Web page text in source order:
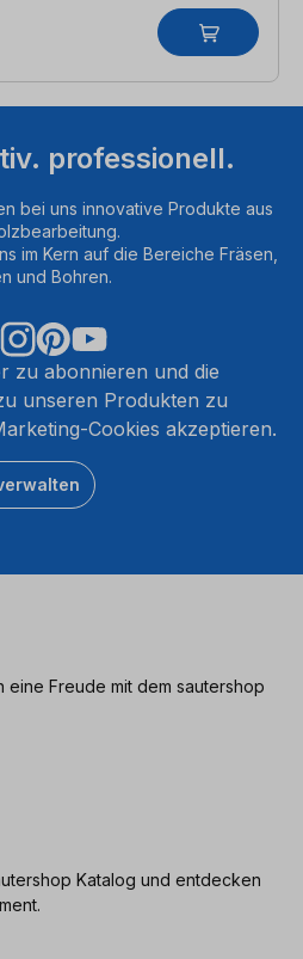
professionell.
bei uns innovative Produkte aus
im Kern auf die Bereiche Fräsen,
und Bohren.
zu abonnieren und die
unseren Produkten zu
Cookies akzeptieren.
eine Freude mit dem sautershop
Katalog und entdecken